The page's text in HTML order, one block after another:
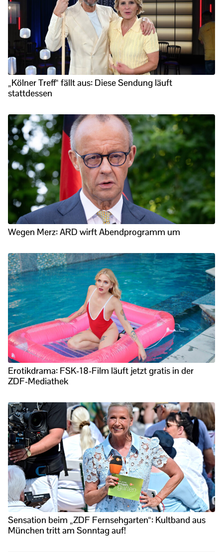
„Kölner Treff“ fällt aus: Diese Sendung läuft
stattdessen
Wegen Merz: ARD wirft Abendprogramm um
Erotikdrama: FSK-18-Film läuft jetzt gratis in der
ZDF-Mediathek
Sensation beim „ZDF Fernsehgarten“: Kultband aus
München tritt am Sonntag auf!